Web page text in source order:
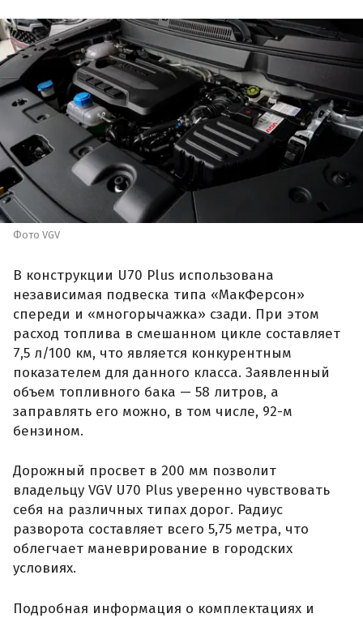
Фото VGV
В конструкции U70 Plus использована
независимая подвеска типа «МакФерсон»
спереди и «многорычажка» сзади. При этом
расход топлива в смешанном цикле составляет
7,5 л/100 км, что является конкурентным
показателем для данного класса. Заявленный
объем топливного бака — 58 литров, а
заправлять его можно, в том числе, 92-м
бензином.
Дорожный просвет в 200 мм позволит
владельцу VGV U70 Plus уверенно чувствовать
себя на различных типах дорог. Радиус
разворота составляет всего 5,75 метра, что
облегчает маневрирование в городских
условиях.
Подробная информация о комплектациях и